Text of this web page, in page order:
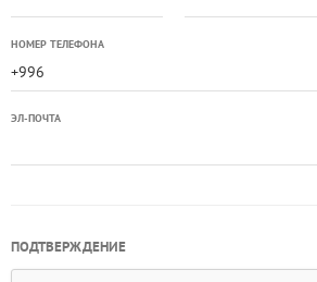
НОМЕР ТЕЛЕФОНА
ЭЛ-ПОЧТА
ПОДТВЕРЖДЕНИЕ